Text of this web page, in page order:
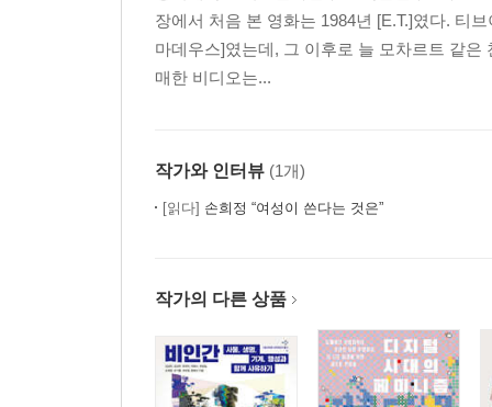
장에서 처음 본 영화는 1984년 [E.T.]였다. 티
마데우스]였는데, 그 이후로 늘 모차르트 같은
매한 비디오는...
작가와 인터뷰 (1개)
[읽다] 손희정 “여성이 쓴다는 것은”
작가의 다른 상품